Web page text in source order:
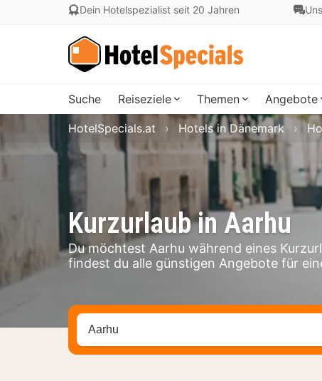
Dein Hotelspezialist seit 20 Jahren
Suche Reiseziele Themen Angebote
Kurzurlaub in Aarhu
Du möchtest Aarhu während eines
findest du alle günstigen Angebote für
HotelSpecials.at Hotels in Dänemark
Stadt, Region oder Hotel suchen